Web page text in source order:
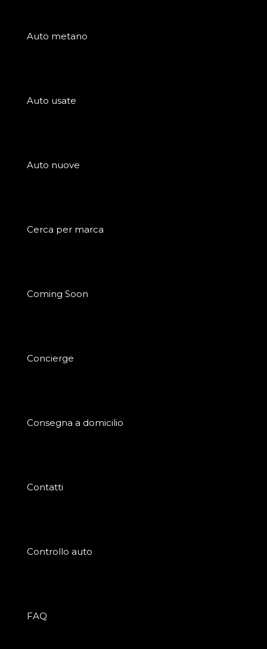
Auto metano
Auto usate
Auto nuove
Cerca per marca
Coming Soon
Concierge
Consegna a domicilio
Contatti
Controllo auto
FAQ